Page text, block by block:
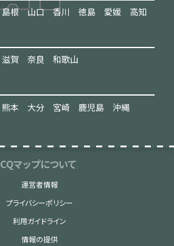
島根 山口 香川 徳島 愛媛 高知
滋賀 奈良 和歌山
熊本 大分 宮崎 鹿児島 沖縄
CQマップについて
運営者情報
プライバシーポリシー
利用ガイドライン
情報の提供